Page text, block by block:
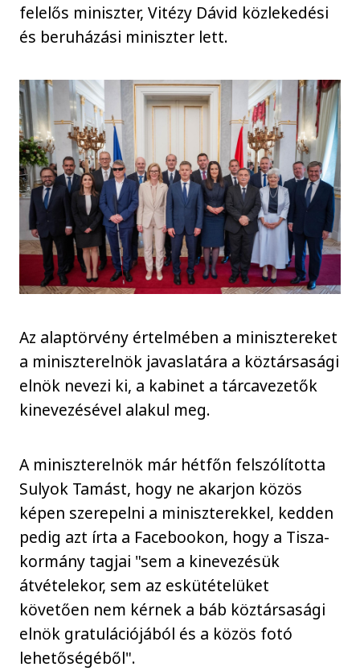
felelős miniszter, Vitézy Dávid közlekedési
és beruházási miniszter lett.
Az alaptörvény értelmében a minisztereket
a miniszterelnök javaslatára a köztársasági
elnök nevezi ki, a kabinet a tárcavezetők
kinevezésével alakul meg.
A miniszterelnök már hétfőn felszólította
Sulyok Tamást, hogy ne akarjon közös
képen szerepelni a miniszterekkel, kedden
pedig azt írta a Facebookon, hogy a Tisza-
kormány tagjai "sem a kinevezésük
átvételekor, sem az eskütételüket
követően nem kérnek a báb köztársasági
elnök gratulációjából és a közös fotó
lehetőségéből".